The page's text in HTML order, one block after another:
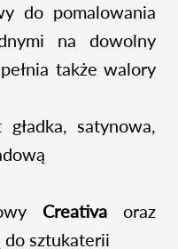
do pomalowania
na dowolny
także walory
satynowa,
Creativa oraz
do sztukaterii